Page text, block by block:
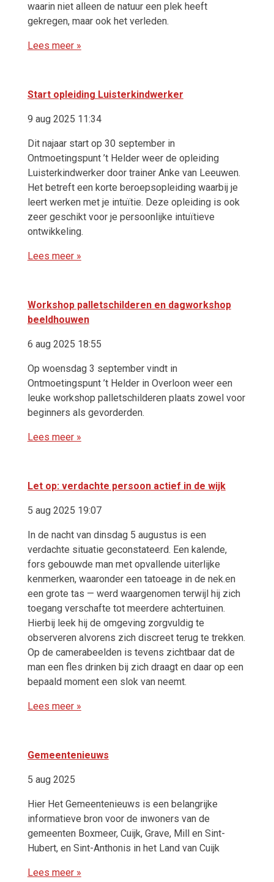
waarin niet alleen de natuur een plek heeft
gekregen, maar ook het verleden.
Lees meer »
Start opleiding Luisterkindwerker
9 aug 2025 11:34
Dit najaar start op 30 september in
Ontmoetingspunt ’t Helder weer de opleiding
Luisterkindwerker door trainer Anke van Leeuwen.
Het betreft een korte beroepsopleiding waarbij je
leert werken met je intuïtie. Deze opleiding is ook
zeer geschikt voor je persoonlijke intuïtieve
ontwikkeling.
Lees meer »
Workshop palletschilderen en dagworkshop
beeldhouwen
6 aug 2025 18:55
Op woensdag 3 september vindt in
Ontmoetingspunt ’t Helder in Overloon weer een
leuke workshop palletschilderen plaats zowel voor
beginners als gevorderden.
Lees meer »
Let op: verdachte persoon actief in de wijk
5 aug 2025 19:07
In de nacht van dinsdag 5 augustus is een
verdachte situatie geconstateerd. Een kalende,
fors gebouwde man met opvallende uiterlijke
kenmerken, waaronder een tatoeage in de nek.en
een grote tas — werd waargenomen terwijl hij zich
toegang verschafte tot meerdere achtertuinen.
Hierbij leek hij de omgeving zorgvuldig te
observeren alvorens zich discreet terug te trekken.
Op de camerabeelden is tevens zichtbaar dat de
man een fles drinken bij zich draagt en daar op een
bepaald moment een slok van neemt.
Lees meer »
Gemeentenieuws
5 aug 2025
Hier Het Gemeentenieuws is een belangrijke
informatieve bron voor de inwoners van de
gemeenten Boxmeer, Cuijk, Grave, Mill en Sint-
Hubert, en Sint-Anthonis in het Land van Cuijk
Lees meer »